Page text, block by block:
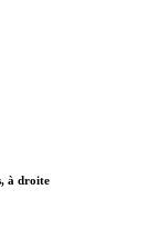
à droite